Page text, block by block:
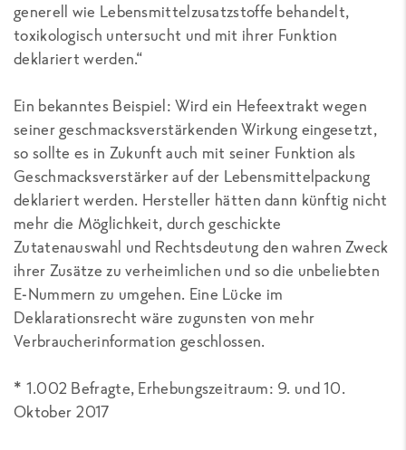
generell wie Lebensmittelzusatzstoffe behandelt,
toxikologisch untersucht und mit ihrer Funktion
deklariert werden.“
Ein bekanntes Beispiel: Wird ein Hefeextrakt wegen
seiner geschmacksverstärkenden Wirkung eingesetzt,
so sollte es in Zukunft auch mit seiner Funktion als
Geschmacksverstärker auf der Lebensmittelpackung
deklariert werden. Hersteller hätten dann künftig nicht
mehr die Möglichkeit, durch geschickte
Zutatenauswahl und Rechtsdeutung den wahren Zweck
ihrer Zusätze zu verheimlichen und so die unbeliebten
E-Nummern zu umgehen. Eine Lücke im
Deklarationsrecht wäre zugunsten von mehr
Verbraucherinformation geschlossen.
* 1.002 Befragte, Erhebungszeitraum: 9. und 10.
Oktober 2017